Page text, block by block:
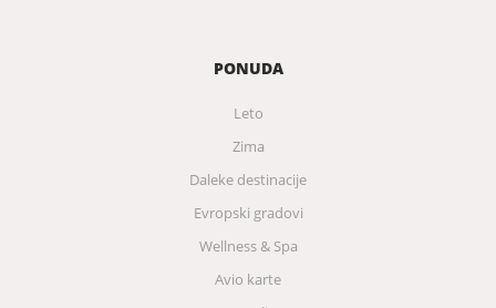
PONUDA
Leto
Zima
Daleke destinacije
Evropski gradovi
Wellness & Spa
Avio karte